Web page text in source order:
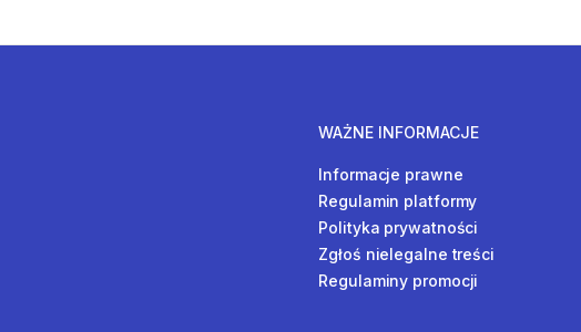
WAŻNE INFORMACJE
Informacje prawne
Regulamin platformy
Polityka prywatności
Zgłoś nielegalne treści
Regulaminy promocji